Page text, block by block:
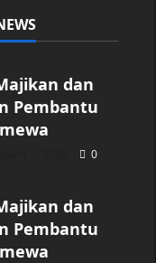
dan
Pembantu
0
dan
Pembantu